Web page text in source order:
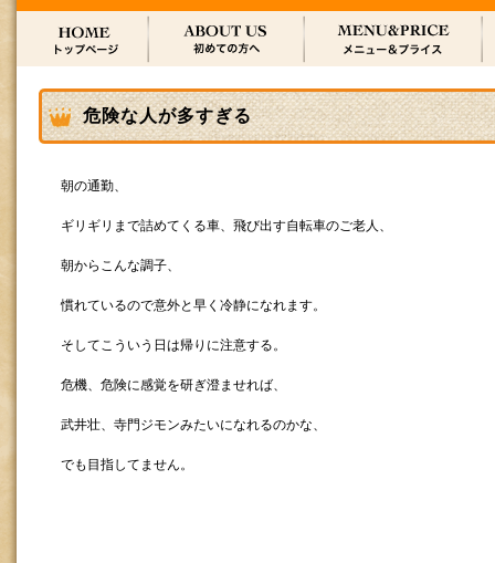
危険な人が多すぎる
朝の通勤、
ギリギリまで詰めてくる車、飛び出す自転車のご老人、
朝からこんな調子、
慣れているので意外と早く冷静になれます。
そしてこういう日は帰りに注意する。
危機、危険に感覚を研ぎ澄ませれば、
武井壮、寺門ジモンみたいになれるのかな、
でも目指してません。